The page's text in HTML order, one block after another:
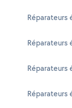
Réparateurs
Réparateurs
Réparateurs
Réparateurs